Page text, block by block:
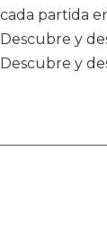
cada partida
Descubre y
Descubre y